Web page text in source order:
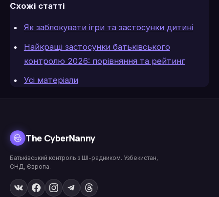
Схожі статті
Як заблокувати ігри та застосунки дитині
Найкращі застосунки батьківського
контролю 2026: порівняння та рейтинг
Усі матеріали
The CyberNanny
Батьківський контроль з ШІ-радником. Узбекистан,
СНД, Європа.